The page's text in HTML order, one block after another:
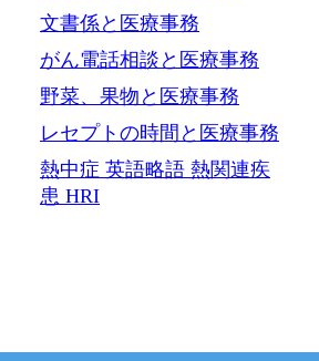
文書係と医療事務
がん電話相談と医療事務
野菜、果物と医療事務
レセプトの時間と医療事務
熱中症 英語略語 熱関連疾
患 HRI